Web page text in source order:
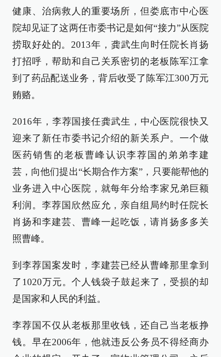
健康、治病救人的重要场所，但娄底市中心医
院却见证了这两任市委书记是如何“接力”从医院
捞取好处的。2013年，龚武生向时任院长肖扬
打招呼，帮助和自己关系密切的老板陈军江拿
到了药品配送业务，背后收受了陈军江300万元
贿赂。
2016年，李荐国接任龚武生，中心医院很快又
迎来了新任市委书记介绍的新关系户。一个做
医药销售的老板曹峰认识李荐国的弟弟李建
芸，向他们提出“长期合作方案”，只要能帮他的
业务进入中心医院，就每年分给李家兄弟巨额
利润。李荐国欣然应允，亲自组局约时任院长
肖扬和李建芸、曹峰一起吃饭，请肖扬多多关
照曹峰。
到李荐国案发时，李建芸已经从曹峰那里拿到
了1020万元。个人钱袋子鼓起来了，受损的却
是国家和人民的利益。
李荐国不仅从老板那里收钱，还自己当老板挣
钱。早在2006年，他就违反公务员不得经商办